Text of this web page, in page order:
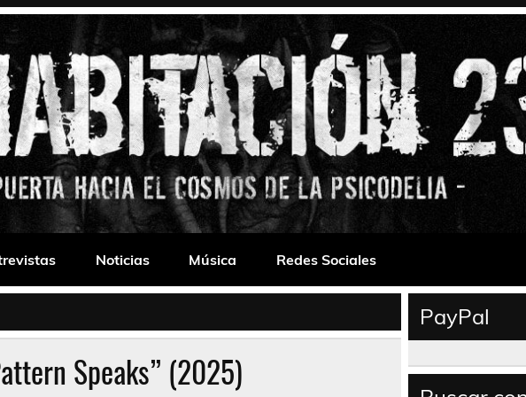
Noticias Música Redes Sociales
Speaks” (2025)
PayPal